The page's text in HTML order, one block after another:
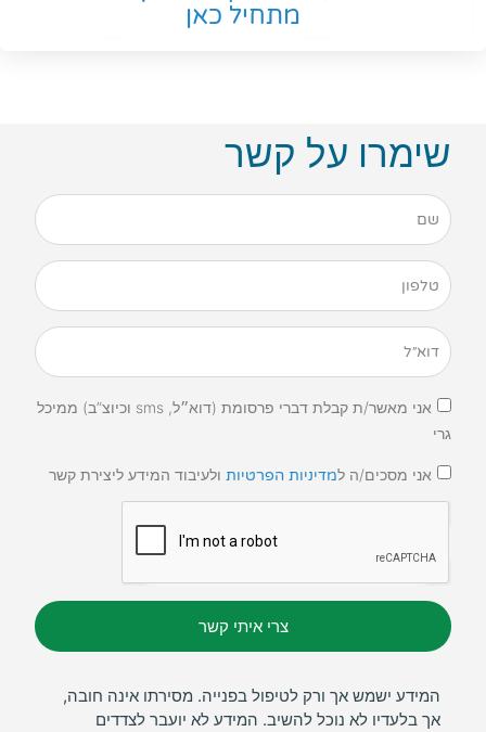
מתחיל כאן
שימרו על קשר
אני מאשר/ת קבלת דברי פרסומת (דוא״ל, sms וכיוצ”ב) ממיכל
גרי
אני מסכים/ה למדיניות הפרטיות ולעיבוד המידע ליצירת קשר
צרי איתי קשר
המידע ישמש אך ורק לטיפול בפנייה. מסירתו אינה חובה,
אך בלעדיו לא נוכל להשיב. המידע לא יועבר לצדדים